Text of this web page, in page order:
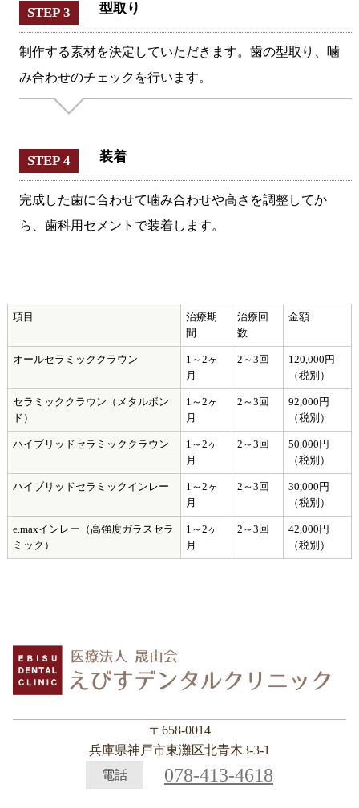
STEP 3 型取り
制作する素材を決定していただきます。歯の型取り、噛
み合わせのチェックを行います。
STEP 4 装着
完成した歯に合わせて噛み合わせや高さを調整してか
ら、歯科用セメントで装着します。
項目
治療期
間
治療回
数
金額
オールセラミッククラウン
1～2ヶ
月
2～3回
120,000円
（税別）
セラミッククラウン（メタルボン
ド）
1～2ヶ
月
2～3回
92,000円
（税別）
ハイブリッドセラミッククラウン
1～2ヶ
月
2～3回
50,000円
（税別）
ハイブリッドセラミックインレー
1～2ヶ
月
2～3回
30,000円
（税別）
e.maxインレー（高強度ガラスセラ
ミック）
1～2ヶ
月
2～3回
42,000円
（税別）
〒658-0014
兵庫県神戸市東灘区北青木3-3-1
電話
078-413-4618